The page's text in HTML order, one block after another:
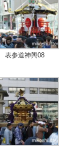
表参道神輿08